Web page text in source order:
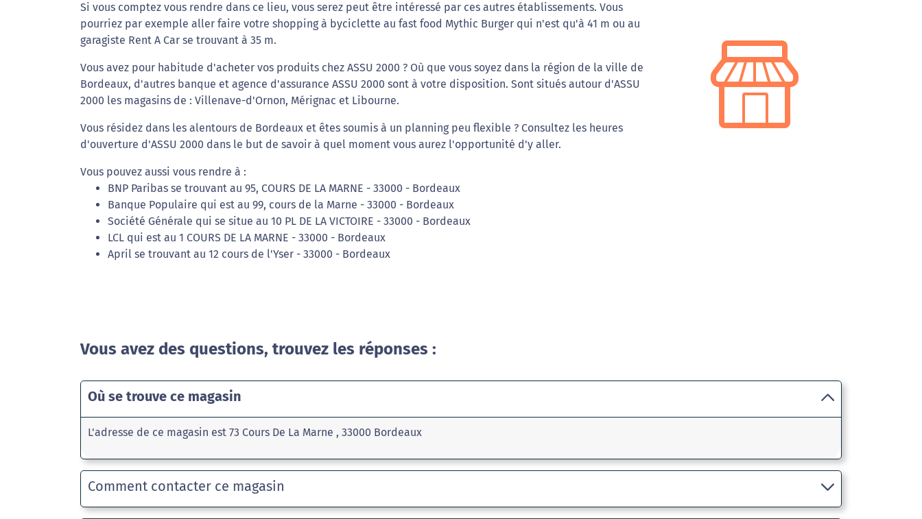
Si vous comptez vous rendre dans ce lieu, vous serez peut être intéressé par ces autres établissements. Vous
pourriez par exemple aller faire votre shopping à byciclette au fast food Mythic Burger qui n'est qu'à 41 m ou au
garagiste Rent A Car se trouvant à 35 m.
Vous avez pour habitude d'acheter vos produits chez ASSU 2000 ? Où que vous soyez dans la région de la ville de
Bordeaux, d'autres banque et agence d'assurance ASSU 2000 sont à votre disposition. Sont situés autour d'ASSU
2000 les magasins de : Villenave-d'Ornon, Mérignac et Libourne.
Vous résidez dans les alentours de Bordeaux et êtes soumis à un planning peu flexible ? Consultez les heures
d'ouverture d'ASSU 2000 dans le but de savoir à quel moment vous aurez l'opportunité d'y aller.
Vous pouvez aussi vous rendre à :
BNP Paribas se trouvant au 95, COURS DE LA MARNE - 33000 - Bordeaux
Banque Populaire qui est au 99, cours de la Marne - 33000 - Bordeaux
Société Générale qui se situe au 10 PL DE LA VICTOIRE - 33000 - Bordeaux
LCL qui est au 1 COURS DE LA MARNE - 33000 - Bordeaux
April se trouvant au 12 cours de l'Yser - 33000 - Bordeaux
Vous avez des questions, trouvez les réponses :
Où se trouve ce magasin
L'adresse de ce magasin est 73 Cours De La Marne , 33000 Bordeaux
Comment contacter ce magasin